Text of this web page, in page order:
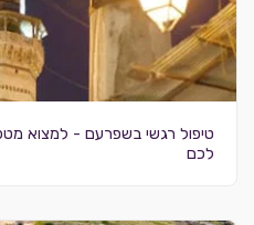
טיפול רגשי בשפרעם - למצוא
לכם